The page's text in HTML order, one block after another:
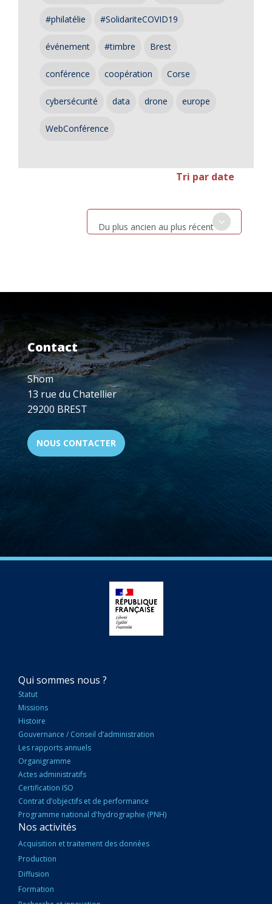
#philatélie #SolidariteCOVID19
événement #timbre Brest
conférence coopération Corse
cybersécurité data drone europe
WebConférence
Tri par date
Du plus ancien au plus récent
Contact
Shom
13 rue du Chatellier
29200 BREST
NOUS CONTACTER
NAVIGATION
PRINCIPALE
Qui sommes nous ?
Statut
Missions
Histoire
Gouvernance / Conseil d’administration
Les rapports annuels
Organigramme
Actes administratifs
Certification ISO
Contrat d’objectifs et de performance
Programme national d'hydrographie (PNH)
Nos activités
Acquisition et traitement des données
Production
Diffusion
Formation